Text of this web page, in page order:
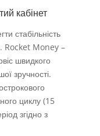
кабінет
стабільність
Rocket Money –
швидкого
зручності.
циклу (15
згідно з